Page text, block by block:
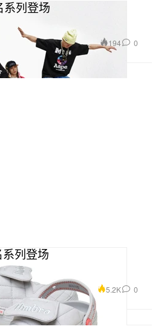
列登场
194 0
列登场
5.2K 0